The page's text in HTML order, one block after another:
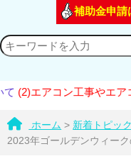
補助金申請
エアコン工事やエアコン
ホーム > 新着トピッ
2023年ゴールデンウィー